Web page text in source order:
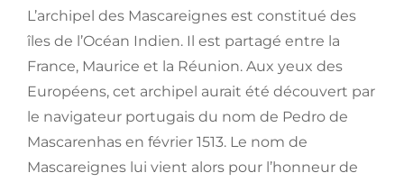
L’archipel des Mascareignes est constitué des
îles de l’Océan Indien. Il est partagé entre la
France, Maurice et la Réunion. Aux yeux des
Européens, cet archipel aurait été découvert par
le navigateur portugais du nom de Pedro de
Mascarenhas en février 1513. Le nom de
Mascareignes lui vient alors pour l’honneur de